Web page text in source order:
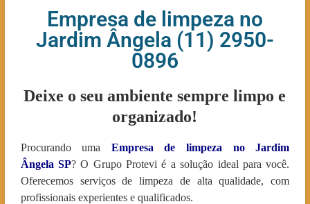
Empresa de limpeza no
Jardim Ângela (11) 2950-
0896
Deixe o seu ambiente sempre limpo e
organizado!
Procurando uma
Empresa de limpeza no Jardim
Ângela SP? O Grupo Protevi é a solução ideal para você.
Oferecemos serviços de limpeza de alta qualidade, com
profissionais experientes e qualificados.